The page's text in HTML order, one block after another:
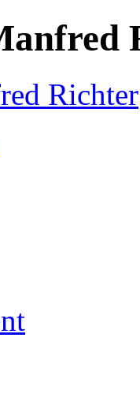
Richter